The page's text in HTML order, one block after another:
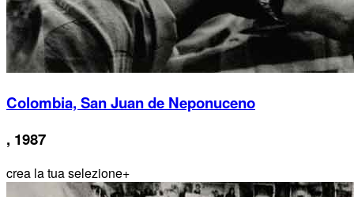
Colombia, San Juan de Neponuceno
, 1987
crea la tua selezione+